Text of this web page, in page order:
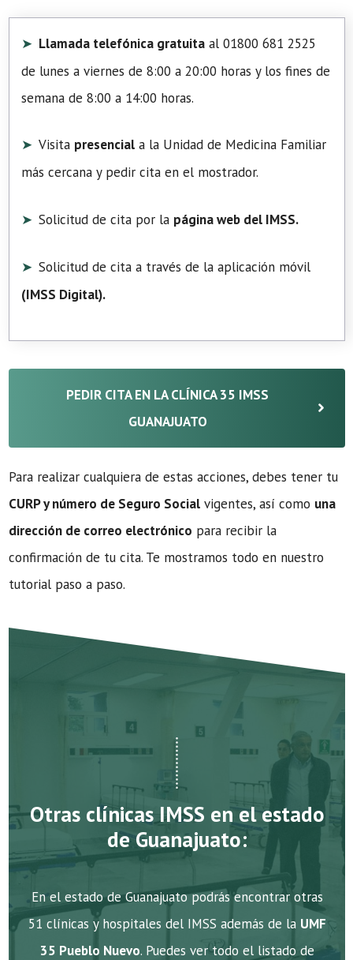
Llamada telefónica gratuita al 01800 681 2525
de lunes a viernes de 8:00 a 20:00 horas y los fines de
semana de 8:00 a 14:00 horas.
Visita presencial a la Unidad de Medicina Familiar
más cercana y pedir cita en el mostrador.
Solicitud de cita por la página web del IMSS.
Solicitud de cita a través de la aplicación móvil
(IMSS Digital).
PEDIR CITA EN LA CLÍNICA 35 IMSS
GUANAJUATO
Para realizar cualquiera de estas acciones, debes tener tu
CURP y número de Seguro Social vigentes, así como una
dirección de correo electrónico para recibir la
confirmación de tu cita. Te mostramos todo en nuestro
tutorial paso a paso.
Otras clínicas IMSS en el estado
de Guanajuato:
En el estado de Guanajuato podrás encontrar otras
51 clínicas y hospitales del IMSS además de la UMF
35 Pueblo Nuevo. Puedes ver todo el listado de